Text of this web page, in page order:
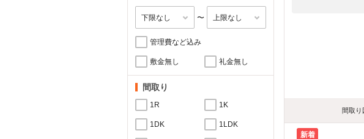
〜
管理費など込み
敷金無し 礼金無し
間取り
1R 1K
1DK 1LDK
間取り
新着